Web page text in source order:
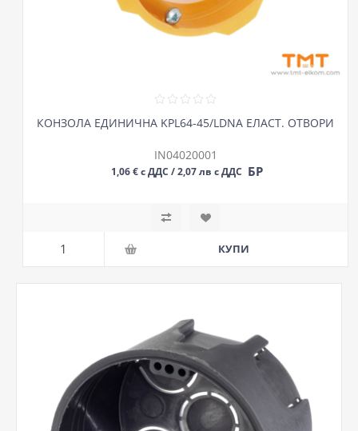
КОНЗОЛА ЕДИНИЧНА KPL64-45/LDNA ЕЛАСТ. ОТВОРИ
IN04020001
1,06 € с ДДС / 2,07 лв с ДДС БР